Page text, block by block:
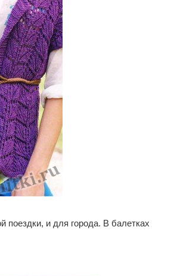
поездки, и для города. В балетках